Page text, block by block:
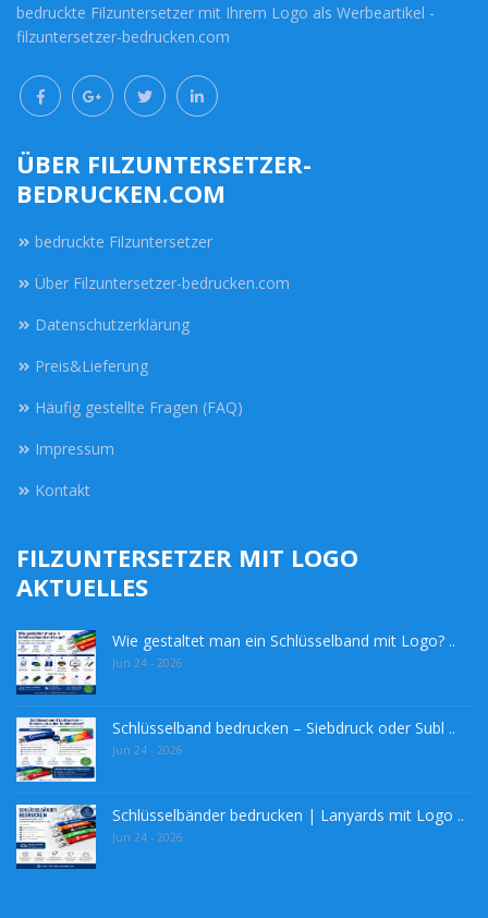
bedruckte Filzuntersetzer mit Ihrem Logo als Werbeartikel -
filzuntersetzer-bedrucken.com
ÜBER FILZUNTERSETZER-
BEDRUCKEN.COM
bedruckte Filzuntersetzer
Über Filzuntersetzer-bedrucken.com
Datenschutzerklärung
Preis&Lieferung
Häufig gestellte Fragen (FAQ)
Impressum
Kontakt
FILZUNTERSETZER MIT LOGO
AKTUELLES
Wie gestaltet man ein Schlüsselband mit Logo? ..
Jun 24 - 2026
Schlüsselband bedrucken – Siebdruck oder Subl ..
Jun 24 - 2026
Schlüsselbänder bedrucken | Lanyards mit Logo ..
Jun 24 - 2026